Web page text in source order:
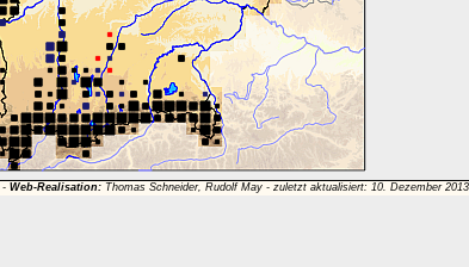
- Web-Realisation: Thomas Schneider, Rudolf May - zuletzt aktualisiert: 10. Dezember